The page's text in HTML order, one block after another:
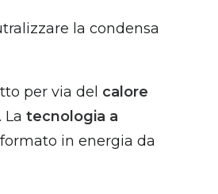
la condensa
per via del calore
La tecnologia a
in energia da